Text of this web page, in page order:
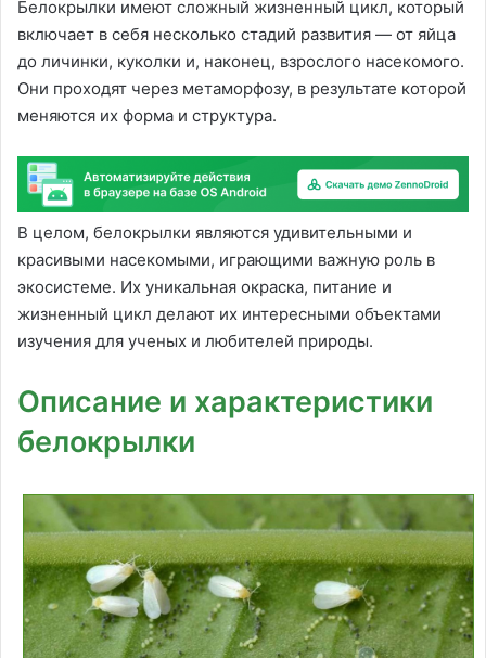
Белокрылки имеют сложный жизненный цикл, который
включает в себя несколько стадий развития — от яйца
до личинки, куколки и, наконец, взрослого насекомого.
Они проходят через метаморфозу, в результате которой
меняются их форма и структура.
В целом, белокрылки являются удивительными и
красивыми насекомыми, играющими важную роль в
экосистеме. Их уникальная окраска, питание и
жизненный цикл делают их интересными объектами
изучения для ученых и любителей природы.
Описание и характеристики
белокрылки